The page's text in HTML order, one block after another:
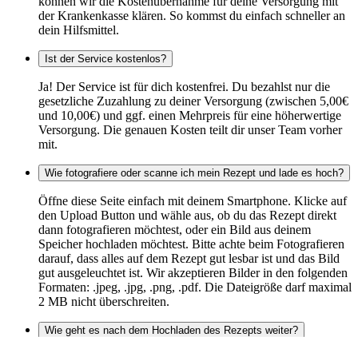
der Krankenkasse klären. So kommst du einfach schneller an
dein Hilfsmittel.
Ist der Service kostenlos?
Ja! Der Service ist für dich kostenfrei. Du bezahlst nur die
gesetzliche Zuzahlung zu deiner Versorgung (zwischen 5,00€
und 10,00€) und ggf. einen Mehrpreis für eine höherwertige
Versorgung. Die genauen Kosten teilt dir unser Team vorher
mit.
Wie fotografiere oder scanne ich mein Rezept und lade es hoch?
Öffne diese Seite einfach mit deinem Smartphone. Klicke auf
den Upload Button und wähle aus, ob du das Rezept direkt
dann fotografieren möchtest, oder ein Bild aus deinem
Speicher hochladen möchtest. Bitte achte beim Fotografieren
darauf, dass alles auf dem Rezept gut lesbar ist und das Bild
gut ausgeleuchtet ist. Wir akzeptieren Bilder in den folgenden
Formaten: .jpeg, .jpg, .png, .pdf. Die Dateigröße darf maximal
2 MB nicht überschreiten.
Wie geht es nach dem Hochladen des Rezepts weiter?